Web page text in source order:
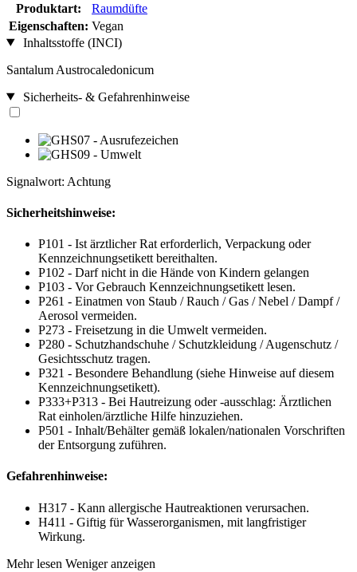
Produktart:
Raumdüfte
Eigenschaften: Vegan
Inhaltsstoffe (INCI)
Santalum Austrocaledonicum
Sicherheits- & Gefahrenhinweise
Signalwort: Achtung
Sicherheitshinweise:
P101 - Ist ärztlicher Rat erforderlich, Verpackung oder
Kennzeichnungsetikett bereithalten.
P102 - Darf nicht in die Hände von Kindern gelangen
P103 - Vor Gebrauch Kennzeichnungsetikett lesen.
P261 - Einatmen von Staub / Rauch / Gas / Nebel / Dampf /
Aerosol vermeiden.
P273 - Freisetzung in die Umwelt vermeiden.
P280 - Schutzhandschuhe / Schutzkleidung / Augenschutz /
Gesichtsschutz tragen.
P321 - Besondere Behandlung (siehe Hinweise auf diesem
Kennzeichnungsetikett).
P333+P313 - Bei Hautreizung oder -ausschlag: Ärztlichen
Rat einholen/ärztliche Hilfe hinzuziehen.
P501 - Inhalt/Behälter gemäß lokalen/nationalen Vorschriften
der Entsorgung zuführen.
Gefahrenhinweise:
H317 - Kann allergische Hautreaktionen verursachen.
H411 - Giftig für Wasserorganismen, mit langfristiger
Wirkung.
Mehr lesen Weniger anzeigen